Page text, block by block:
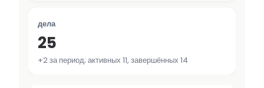
дела
25
+2 за период; активных 11, завершённых 14